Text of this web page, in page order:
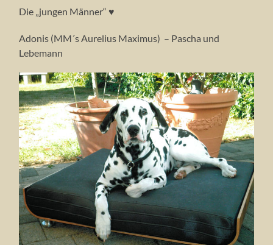
Die „jungen Männer“ ♥
Adonis (MM´s Aurelius Maximus) – Pascha und
Lebemann